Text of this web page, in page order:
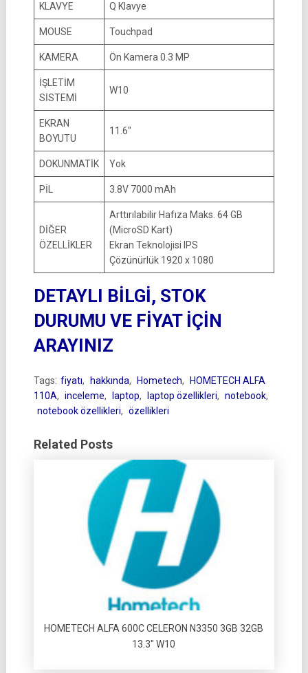
KLAVYE Q Klavye
MOUSE Touchpad
KAMERA Ön Kamera 0.3 MP
İŞLETİM
SİSTEMİ
W10
EKRAN
BOYUTU
11.6″
DOKUNMATİK Yok
PİL 3.8V 7000 mAh
DİĞER
ÖZELLİKLER
Arttırılabilir Hafıza Maks. 64 GB
(MicroSD Kart)
Ekran Teknolojisi IPS
Çözünürlük 1920 x 1080
DETAYLI BİLGİ, STOK
DURUMU VE FİYAT İÇİN
ARAYINIZ
Tags: fiyatı, hakkında, Hometech,
HOMETECH ALFA
110A, inceleme, laptop, laptop özellikleri, notebook,
notebook özellikleri, özellikleri
Related Posts
HOMETECH ALFA 600C CELERON N3350 3GB 32GB
13.3″ W10